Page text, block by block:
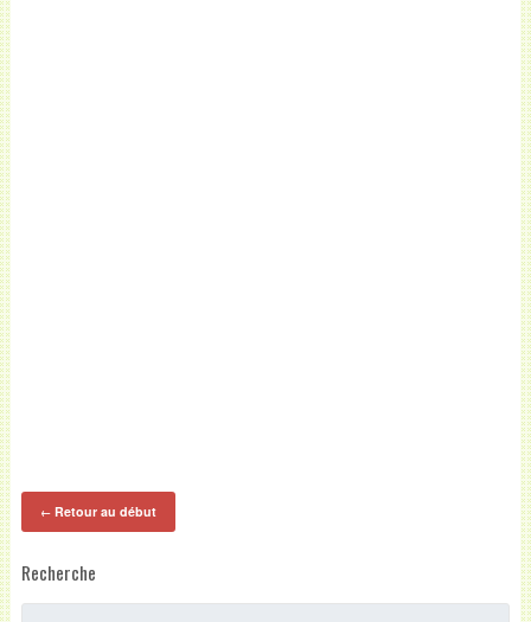
←Retour au début
Recherche